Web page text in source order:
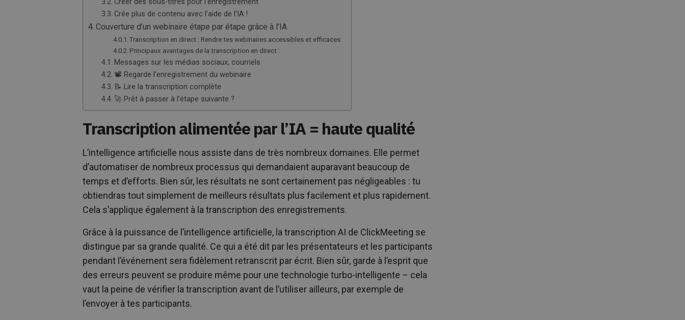
Crée plus de contenu avec l’aide de l’IA !
Couverture d’un webinaire étape par étape grâce à l’IA
Transcription en direct : Rendre tes webinaires accessibles et efficaces
Principaux avantages de la transcription en direct :
Messages sur les médias sociaux, courriels
📽️ Regarde l’enregistrement du webinaire
📝 Lire la transcription complète
🚀 Prêt à passer à l’étape suivante ?
Transcription alimentée par l’IA = haute qualité
L’intelligence artificielle nous assiste dans de très nombreux domaines. Elle permet
d’automatiser de nombreux processus qui demandaient auparavant beaucoup de
temps et d’efforts. Bien sûr, les résultats ne sont certainement pas négligeables : tu
obtiendras tout simplement de meilleurs résultats plus facilement et plus rapidement.
Cela s’applique également à la transcription des enregistrements.
Grâce à la puissance de l’intelligence artificielle, la transcription AI de ClickMeeting se
distingue par sa grande qualité. Ce qui a été dit par les présentateurs et les participants
pendant l’événement sera fidèlement retranscrit par écrit. Bien sûr, garde à l’esprit que
des erreurs peuvent se produire même pour une technologie turbo-intelligente – cela
vaut la peine de vérifier la transcription avant de l’utiliser ailleurs, par exemple de
l’envoyer à tes participants.